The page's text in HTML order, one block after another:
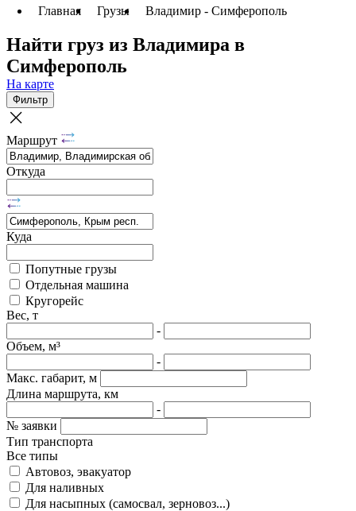
Главная Грузы Владимир - Симферополь
Найти груз из Владимира в
Симферополь
На карте
Фильтр
Маршрут
Откуда
Куда
Попутные грузы
Отдельная машина
Кругорейс
Вес, т
-
Объем, м³
-
Макс. габарит, м
Длина маршрута, км
-
№ заявки
Тип транспорта
Все типы
Автовоз, эвакуатор
Для наливных
Для насыпных (самосвал, зерновоз...)